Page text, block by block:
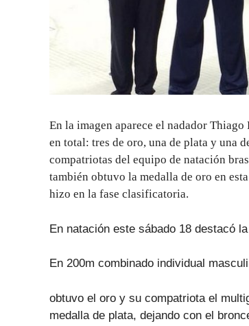
En la imagen aparece el nadador
en total: tres de oro, una de plata y una
compatriotas del equipo de natación
también obtuvo la medalla de oro en
hizo en la fase clasificatoria.
En natación este sábado 18 destacó
En 200m combinado individual
obtuvo el oro y su compatriota el
medalla de plata, dejando con el